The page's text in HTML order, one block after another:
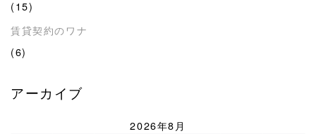
(15)
賃貸契約のワナ
(6)
アーカイブ
2026年8月